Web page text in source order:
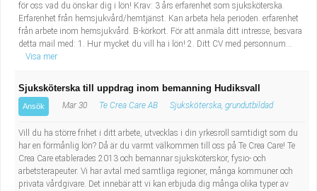
för oss vad du önskar dig i lön! Krav: 3 års erfarenhet som sjuksköterska.
Erfarenhet från hemsjukvård/hemtjänst. Kan arbeta hela perioden. erfarenhet
från arbete inom hemsjukvård. B-körkort. För att anmäla ditt intresse, besvara
detta mail med: 1. Hur mycket du vill ha i lön! 2. Ditt CV med personnum...
Visa mer
Sjuksköterska till uppdrag inom bemanning Hudiksvall
Ansök Mar 30 Te Crea Care AB Sjuksköterska, grundutbildad
Vill du ha större frihet i ditt arbete, utvecklas i din yrkesroll samtidigt som du
har en förmånlig lön? Då är du varmt välkommen till oss på Te Crea Care! Te
Crea Care etablerades 2013 och bemannar sjuksköterskor, fysio- och
arbetsterapeuter. Vi har avtal med samtliga regioner, många kommuner och
privata vårdgivare. Det innebär att vi kan erbjuda dig många olika typer av